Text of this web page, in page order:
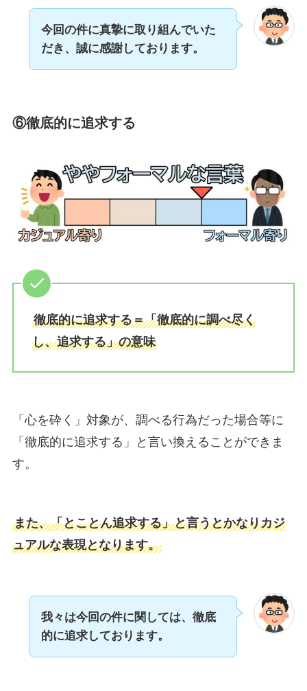
今回の件に真摯に取り組んでいた
だき、誠に感謝しております。
⑥徹底的に追求する
徹底的に追求する＝「徹底的に調べ尽く
し、追求する」の意味
「心を砕く」対象が、調べる行為だった場合等に
「徹底的に追求する」と言い換えることができま
す。
また、「とことん追求する」と言うとかなりカジ
ュアルな表現となります。
我々は今回の件に関しては、徹底
的に追求しております。